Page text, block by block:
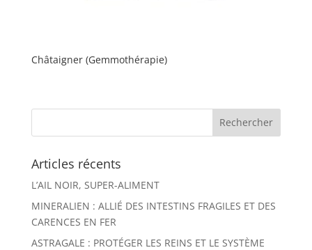
Châtaigner (Gemmothérapie)
Articles récents
L’AIL NOIR, SUPER-ALIMENT
MINERALIEN : ALLIÉ DES INTESTINS FRAGILES ET DES
CARENCES EN FER
ASTRAGALE : PROTÉGER LES REINS ET LE SYSTÈME